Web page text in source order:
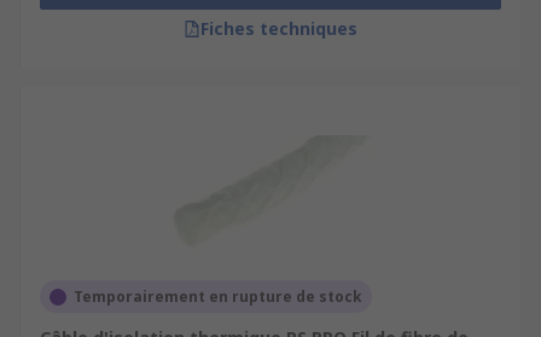
Fiches techniques
Temporairement en rupture de stock